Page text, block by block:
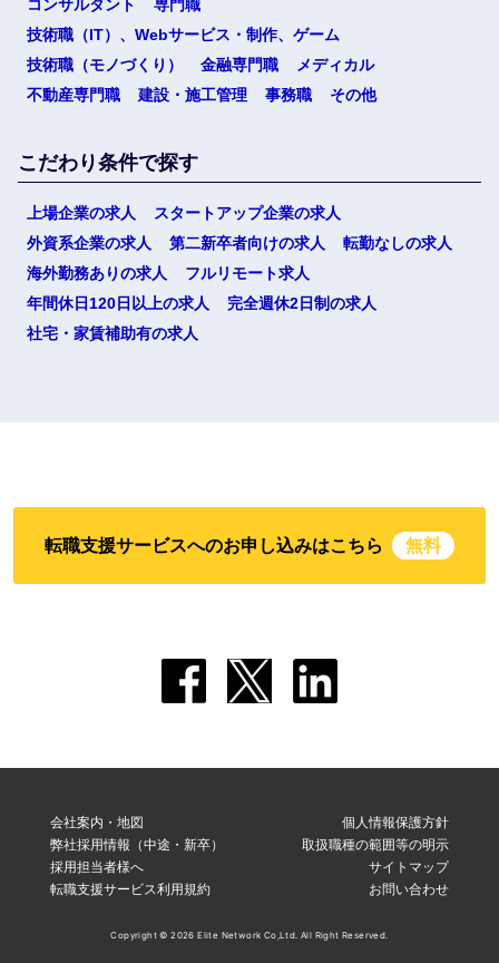
コンサルタント
専門職
技術職（IT）、Webサービス・制作、ゲーム
技術職（モノづくり）
金融専門職
メディカル
不動産専門職
建設・施工管理 事務職 その他
こだわり条件で探す
上場企業の求人
スタートアップ企業の求人
外資系企業の求人
第二新卒者向けの求人
転勤なしの求人
海外勤務ありの求人
フルリモート求人
年間休日120日以上の求人
完全週休2日制の求人
社宅・家賃補助有の求人
転職支援サービスへのお申し込みはこちら 無料
会社案内・地図
弊社採用情報（中途・新卒）
採用担当者様へ
転職支援サービス利用規約
個人情報保護方針
取扱職種の範囲等の明示
サイトマップ
お問い合わせ
Copyright © 2026 Elite Network Co,Ltd. All Right Reserved.